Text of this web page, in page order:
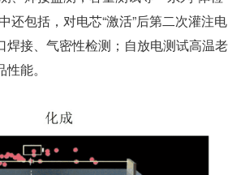
还包括，对电芯“激活”后第二次灌注电
焊接、气密性检测；自放电测试高温老
能。